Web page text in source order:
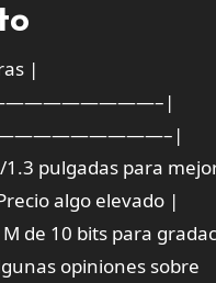
|
1.3 pulgadas para
algo elevado |
de 10 bits para
opiniones sobre